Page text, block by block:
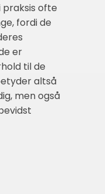
praksis ofte
fordi de
er
til de
altså
men også